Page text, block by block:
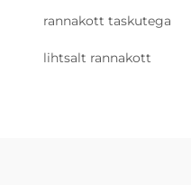
rannakott taskutega
lihtsalt rannakott